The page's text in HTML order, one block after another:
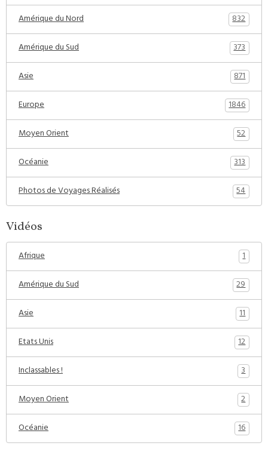
Amérique du Nord
832
Amérique du Sud
373
Asie
871
Europe
1846
Moyen Orient
52
Océanie
313
Photos de Voyages Réalisés
54
Vidéos
Afrique
1
Amérique du Sud
29
Asie
11
Etats Unis
12
Inclassables !
3
Moyen Orient
2
Océanie
16